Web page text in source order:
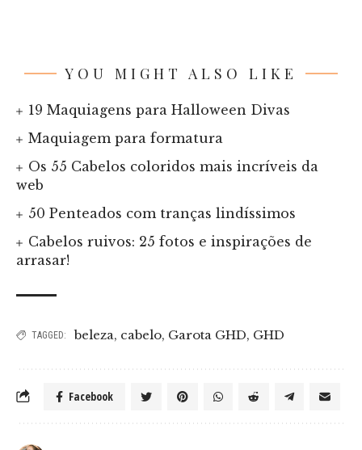
YOU MIGHT ALSO LIKE
19 Maquiagens para Halloween Divas
Maquiagem para formatura
Os 55 Cabelos coloridos mais incríveis da
web
50 Penteados com tranças lindíssimos
Cabelos ruivos: 25 fotos e inspirações de
arrasar!
TAGGED: beleza, cabelo, Garota GHD, GHD
Facebook